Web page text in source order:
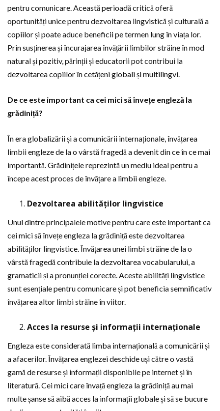
pentru comunicare. Această perioadă critică oferă
oportunități unice pentru dezvoltarea lingvistică și culturală a
copiilor și poate aduce beneficii pe termen lung în viața lor.
Prin susținerea și încurajarea învățării limbilor străine în mod
natural și pozitiv, părinții și educatorii pot contribui la
dezvoltarea copiilor în cetățeni globali și multilingvi.
De ce este important ca cei mici să învețe engleză la
grădiniță?
În era globalizării și a comunicării internaționale, învățarea
limbii engleze de la o vârstă fragedă a devenit din ce în ce mai
importantă. Grădinițele reprezintă un mediu ideal pentru a
începe acest proces de învățare a limbii engleze.
Dezvoltarea abilităților lingvistice
Unul dintre principalele motive pentru care este important ca
cei mici să învețe engleza la grădiniță este dezvoltarea
abilităților lingvistice. Învățarea unei limbi străine de la o
vârstă fragedă contribuie la dezvoltarea vocabularului, a
gramaticii și a pronunției corecte. Aceste abilități lingvistice
sunt esențiale pentru comunicare și pot beneficia semnificativ
învățarea altor limbi străine în viitor.
Acces la resurse și informații internaționale
Engleza este considerată limba internațională a comunicării și
a afacerilor. Învățarea englezei deschide uși către o vastă
gamă de resurse și informații disponibile pe internet și în
literatură. Cei mici care învață engleza la grădiniță au mai
multe șanse să aibă acces la informații globale și să se bucure